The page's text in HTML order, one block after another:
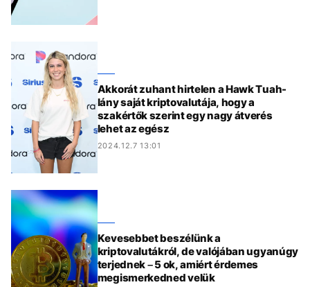
Akkorát zuhant hirtelen a Hawk Tuah-
lány saját kriptovalutája, hogy a
szakértők szerint egy nagy átverés
lehet az egész
2024.12.7 13:01
Kevesebbet beszélünk a
kriptovalutákról, de valójában ugyanúgy
terjednek – 5 ok, amiért érdemes
megismerkedned velük